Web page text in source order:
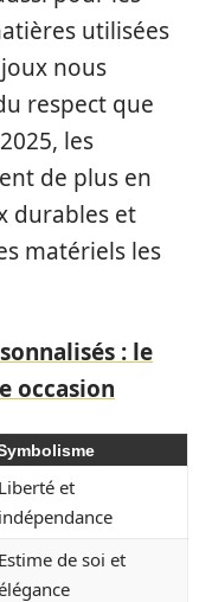
utilisées
nous
respect que
les
de plus en
durables et
matériels les
: le
occasion
Liberté et
indépendance
Estime de soi et